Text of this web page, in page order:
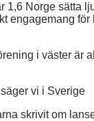
1,6 Norge sätta
engagemang
i väster är
vi i Sverige
skrivit om